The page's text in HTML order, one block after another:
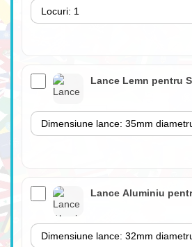
Lance Lemn pentru
Lance Aluminiu